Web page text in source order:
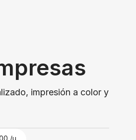
impresión a color y
/u